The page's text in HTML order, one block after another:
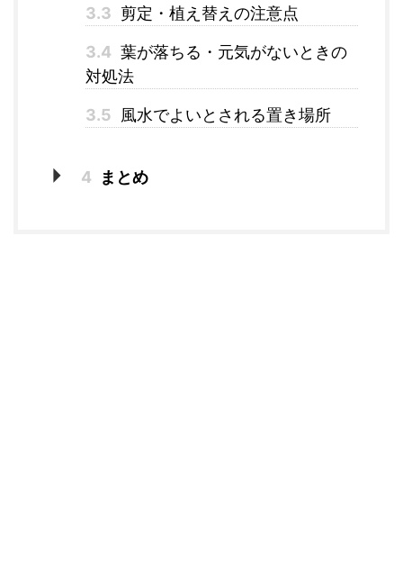
3.3 剪定・植え替えの注意点
3.4 葉が落ちる・元気がないときの
対処法
3.5 風水でよいとされる置き場所
4 まとめ